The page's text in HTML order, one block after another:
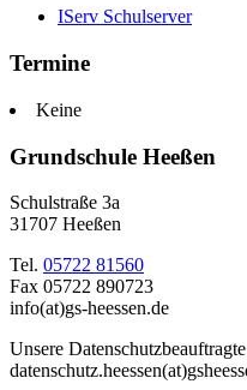
IServ Schulserver
Termine
Keine
Grundschule Heeßen
Schulstraße 3a
31707 Heeßen
Tel. 05722 81560
Fax 05722 890723
info(at)gs-heessen.de
Unsere